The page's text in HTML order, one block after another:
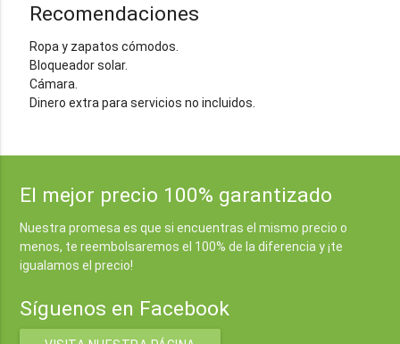
Recomendaciones
Ropa y zapatos cómodos.
Bloqueador solar.
Cámara.
Dinero extra para servicios no incluidos.
El mejor precio 100% garantizado
Nuestra promesa es que si encuentras el mismo precio o
menos, te reembolsaremos el 100% de la diferencia y ¡te
igualamos el precio!
Síguenos en Facebook